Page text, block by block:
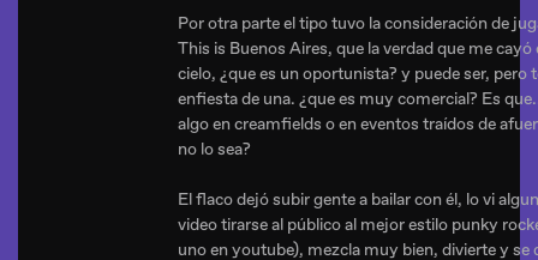
Por otra parte el tipo tuvo la consideración de
This is Buenos Aires, que la verdad que me cayó
cielo, ¿que es un oportunista? y puede ser, pero
enfiesta de una. ¿que es muy comercial? Es
algo en creamfields o en eventos traídos de
no lo sea?
El flaco dejó subir gente a bailar con él, lo vi
video tirarse al público al mejor estilo punky
uno en youtube), mezcla muy bien, divierte y se